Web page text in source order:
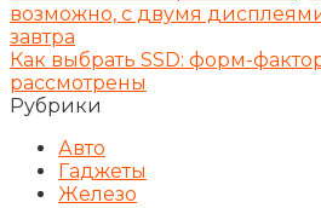
возможно, с двумя
завтра
Как выбрать SSD: форм-
рассмотрены
Рубрики
Авто
Гаджеты
Железо